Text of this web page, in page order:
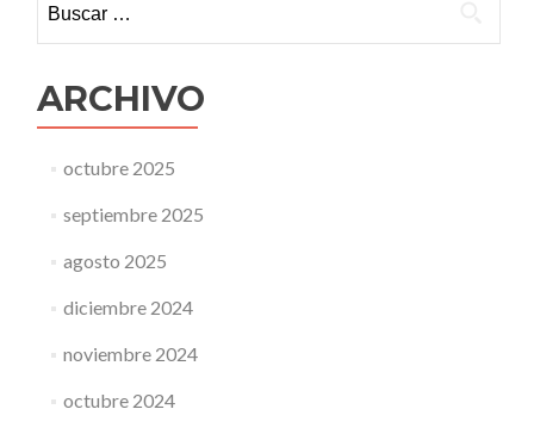
entradas
ARCHIVO
octubre 2025
septiembre 2025
agosto 2025
diciembre 2024
noviembre 2024
octubre 2024